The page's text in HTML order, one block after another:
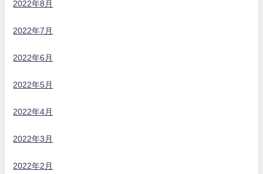
2022年8月
2022年7月
2022年6月
2022年5月
2022年4月
2022年3月
2022年2月